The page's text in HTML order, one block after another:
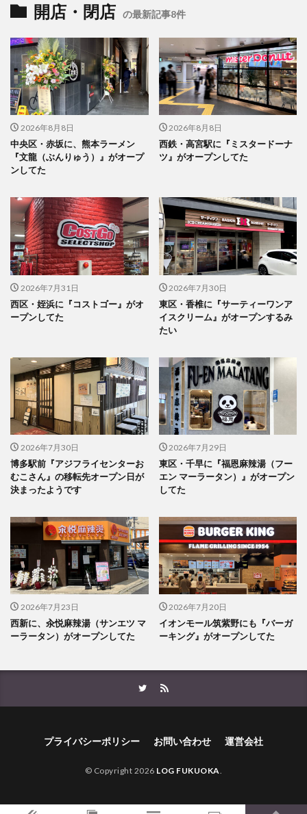
開店・閉店 の最新記事8件
2026年8月8日
中央区・赤坂に、熊本ラーメン
『文龍（ぶんりゅう）』がオープ
ンしてた
2026年8月8日
西鉄・高宮駅に『ミスタードーナ
ツ』がオープンしてた
2026年7月31日
西区・姪浜に『コストゴー』がオ
ープンしてた
2026年7月30日
東区・香椎に『サーティーワンア
イスクリーム』がオープンするみ
たい
2026年7月30日
博多駅前『アジフライセンターお
むこさん』の移転先オープン日が
決まったようです
2026年7月29日
東区・千早に『福恩麻辣湯（フー
エン マーラータン）』がオープン
してた
2026年7月23日
西新に、汆悦麻辣湯（サンエツ マ
ーラータン）がオープンしてた
2026年7月20日
イオンモール筑紫野にも『バーガ
ーキング』がオープンしてた
プライバシーポリシー お問い合わせ 運営会社
© Copyright 2026 LOG FUKUOKA.